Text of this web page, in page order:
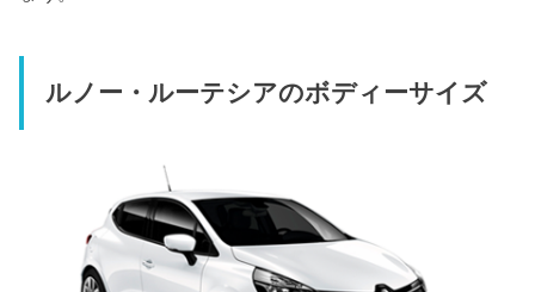
ルノー・ルーテシアのボディーサイズ